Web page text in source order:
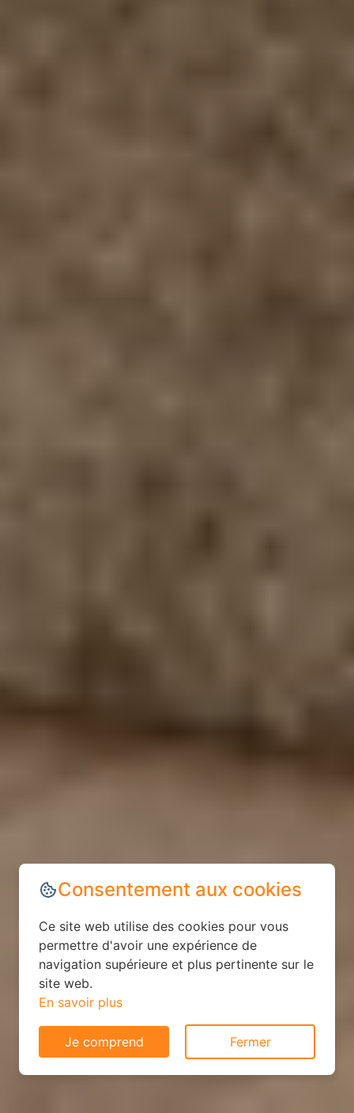
Consentement aux cookies
Ce site web utilise des cookies pour vous
permettre d'avoir une expérience de
navigation supérieure et plus pertinente sur le
site web.
En savoir plus
Je comprend Fermer